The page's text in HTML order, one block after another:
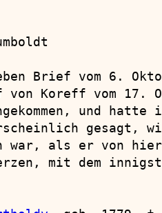
Brief vom 6.
Koreff vom 17.
und hatte
gesagt,
war, als er von
mit dem